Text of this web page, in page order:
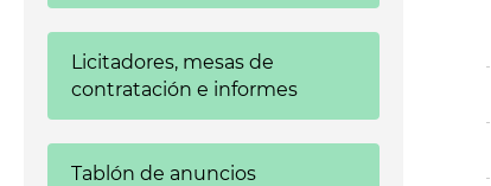
Licitadores, mesas de
contratación e informes
Tablón de anuncios